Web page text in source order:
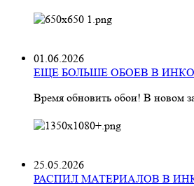
01.06.2026
ЕЩЕ БОЛЬШЕ ОБОЕВ В
Время обновить обои! В новом
25.05.2026
РАСПИЛ МАТЕРИАЛОВ В